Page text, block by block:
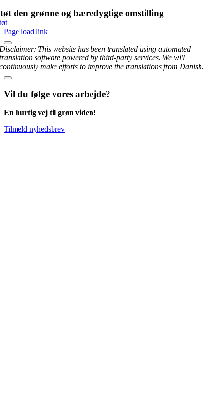
den grønne og bæredygtige omstilling
Page load link
Disclaimer: This website has been translated using automated
translation software powered by third-party services. We will
continuously make efforts to improve the translations from Danish.
Vil du følge vores arbejde?
En hurtig vej til grøn viden!
Tilmeld nyhedsbrev